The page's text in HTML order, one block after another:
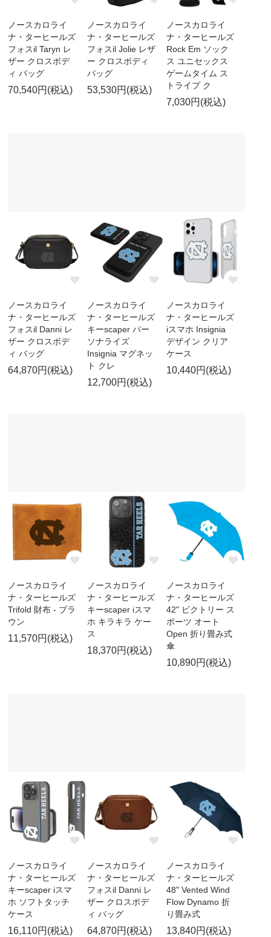
ノースカロライ
ナ・ターヒールズ
フォスil Taryn レ
ザー クロスボデ
ィ バッグ
70,540円(税込)
ノースカロライ
ナ・ターヒールズ
フォスil Jolie レザ
ー クロスボディ
バッグ
53,530円(税込)
ノースカロライ
ナ・ターヒールズ
Rock Em ソック
ス ユニセックス
ゲームタイム ス
トライプ ク
7,030円(税込)
ノースカロライ
ナ・ターヒールズ
フォスil Danni レ
ザー クロスボデ
ィ バッグ
64,870円(税込)
ノースカロライ
ナ・ターヒールズ
キーscaper パー
ソナライズ
Insignia マグネッ
ト クレ
12,700円(税込)
ノースカロライ
ナ・ターヒールズ
iスマホ Insignia
デザイン クリア
ケース
10,440円(税込)
ノースカロライ
ナ・ターヒールズ
Trifold 財布 - ブラ
ウン
11,570円(税込)
ノースカロライ
ナ・ターヒールズ
キーscaper iスマ
ホ キラキラ ケー
ス
18,370円(税込)
ノースカロライ
ナ・ターヒールズ
42" ビクトリー ス
ポーツ オート
Open 折り畳み式
傘
10,890円(税込)
ノースカロライ
ナ・ターヒールズ
キーscaper iスマ
ホ ソフトタッチ
ケース
16,110円(税込)
ノースカロライ
ナ・ターヒールズ
フォスil Danni レ
ザー クロスボデ
ィ バッグ
64,870円(税込)
ノースカロライ
ナ・ターヒールズ
48" Vented Wind
Flow Dynamo 折
り畳み式
13,840円(税込)